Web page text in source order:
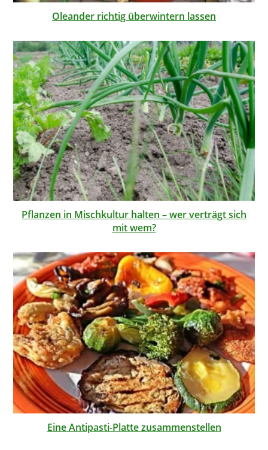
Oleander richtig überwintern lassen
Pflanzen in Mischkultur halten – wer verträgt sich
mit wem?
Eine Antipasti-Platte zusammenstellen